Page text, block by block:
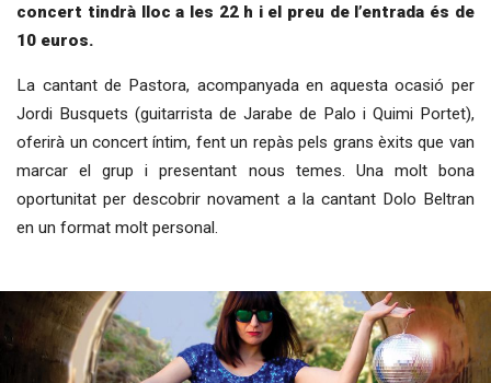
concert tindrà lloc a les 22 h i el preu de l’entrada és de
10 euros.
La cantant de Pastora, acompanyada en aquesta ocasió per
Jordi Busquets (guitarrista de Jarabe de Palo i Quimi Portet),
oferirà un concert íntim, fent un repàs pels grans èxits que van
marcar el grup i presentant nous temes. Una molt bona
oportunitat per descobrir novament a la cantant Dolo Beltran
en un format molt personal.